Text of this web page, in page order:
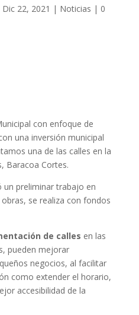
Dic 22, 2021 | Noticias | 0
con enfoque de
una inversión municipal
una de las calles en la
Baracoa Cortes.
un preliminar trabajo en
se realiza con fondos
de calles en las
pueden mejorar
negocios, al facilitar
como extender el horario,
accesibilidad de la